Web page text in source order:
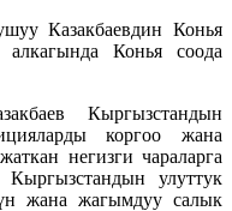
Казакбаевдин Конья
Конья соода
Кыргызстандын
коргоо жана
негизги чараларга
улуттук
жана жагымдуу салык